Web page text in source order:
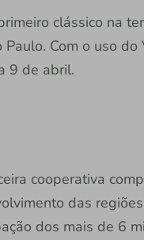
clássico na
Com o uso
9 de abril.
cooperativa
das
dos mais de 6